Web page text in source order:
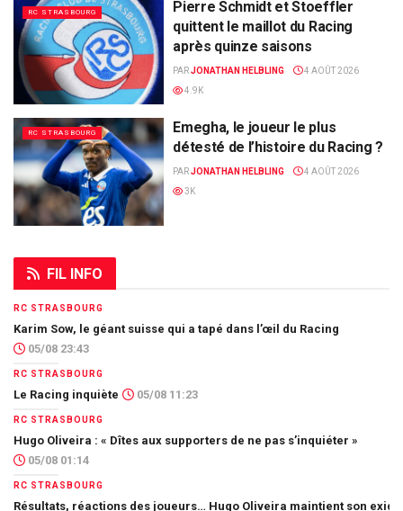
RC STRASBOURG
Pierre Schmidt et Stoeffler
quittent le maillot du Racing
après quinze saisons
PARJONATHAN HELBLING
4 AOÛT 2026
4.9K
RC STRASBOURG
Emegha, le joueur le plus
détesté de l’histoire du Racing ?
PARJONATHAN HELBLING
4 AOÛT 2026
3K
FIL INFO
RC STRASBOURG
Karim Sow, le géant suisse qui a tapé dans l’œil du Racing
05/08 23:43
RC STRASBOURG
Le Racing inquiète 05/08 11:23
RC STRASBOURG
Hugo Oliveira : « Dîtes aux supporters de ne pas s’inquiéter »
05/08 01:14
RC STRASBOURG
Résultats, réactions des joueurs… Hugo Oliveira maintient son